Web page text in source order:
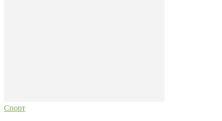
Спорт